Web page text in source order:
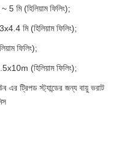
5 মি (হিলিয়াম ফিলিং);
মি (হিলিয়াম ফিলিং);
ফিলিং);
(হিলিয়াম ফিলিং);
ট্রিপড স্ট্যান্ডের জন্য বায়ু ভরাট